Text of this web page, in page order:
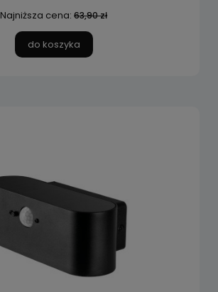
Najniższa cena: 63,90 zł
do koszyka